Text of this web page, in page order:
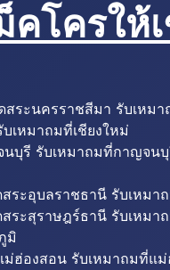
คโครให้
ระนครราชสีมา รับเหม
เหมาถมที่เชียงใหม่
บุรี รับเหมาถมที่กาญจน
ระอุบลราชธานี รับเหมา
ระสุราษฎร์ธานี รับเหมา
มิ
ม่ฮ่องสอน รับเหมาถมที่แ